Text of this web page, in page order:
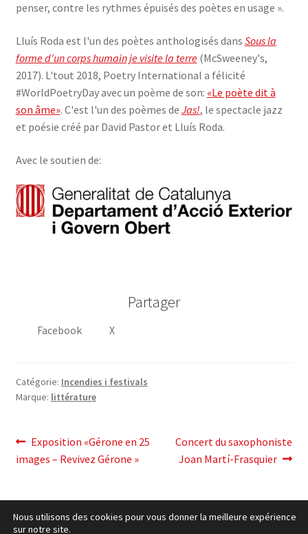
penser, contre les rythmes épuisés des poètes en usage ».
Lluís Roda est l'un des poètes anthologisés dans Sous la
forme d'un corps humain je visite la terre (McSweeney's,
2017). L'tout 2018, Poetry International a félicité
#WorldPoetryDay avec un poème de son: «Le poète dit à
son âme». C'est l'un des poèmes de Jas!, le spectacle jazz
et poésie créé par David Pastor et Lluís Roda.
Avec le soutien de:
Partager
Facebook X
Catégorie: Incendies i festivals
Marque: littérature
post
navigation
Post
précédent:
Exposition «Gérone en 25
images – Revivez Gérone »
Article
suivant:
Concert du saxophoniste
Joan Martí-Frasquier
Nous utilisons des cookies pour vous donner la meilleure expérience
sur notre site.